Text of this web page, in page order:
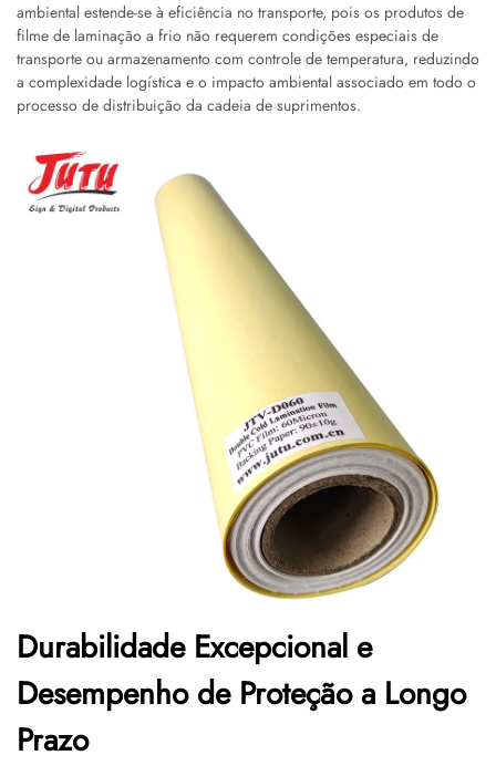
ambiental estende-se à eficiência no transporte, pois os produtos de
filme de laminação a frio não requerem condições especiais de
transporte ou armazenamento com controle de temperatura, reduzindo
a complexidade logística e o impacto ambiental associado em todo o
processo de distribuição da cadeia de suprimentos.
Durabilidade Excepcional e
Desempenho de Proteção a Longo
Prazo